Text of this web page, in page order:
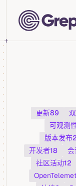
Skip to content
更新89
可观测
版本发布
开发者18 会
社区活动12